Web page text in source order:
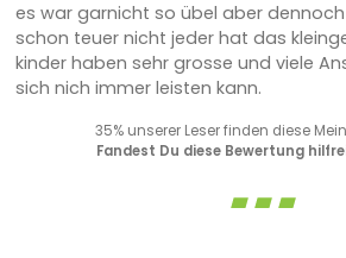
es war garnicht so übel aber
schon teuer nicht jeder hat das
kinder haben sehr grosse und viele
sich nich immer leisten kann.
35% unserer Leser finden diese
Fandest Du diese Bewertung